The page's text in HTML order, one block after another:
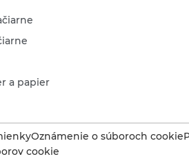
a papier
Oznámenie o súboroch cookie
cookie